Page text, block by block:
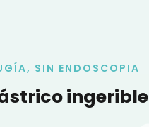
SIN ENDOSCOPIA
ingerible